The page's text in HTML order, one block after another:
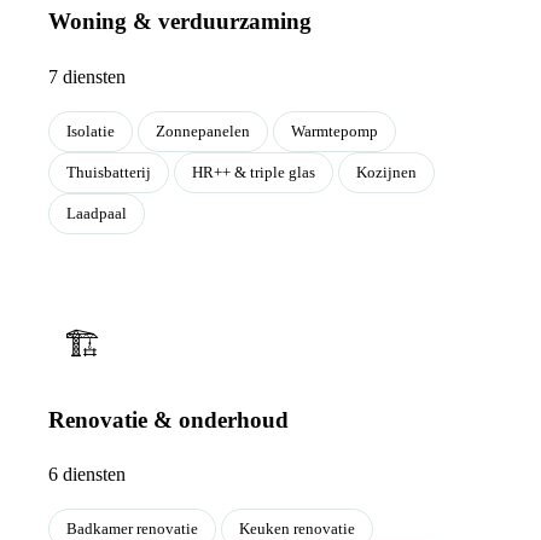
Woning & verduurzaming
7 diensten
Isolatie Zonnepanelen Warmtepomp
Thuisbatterij HR++ & triple glas Kozijnen
Laadpaal
🏗
Renovatie & onderhoud
6 diensten
Badkamer renovatie Keuken renovatie